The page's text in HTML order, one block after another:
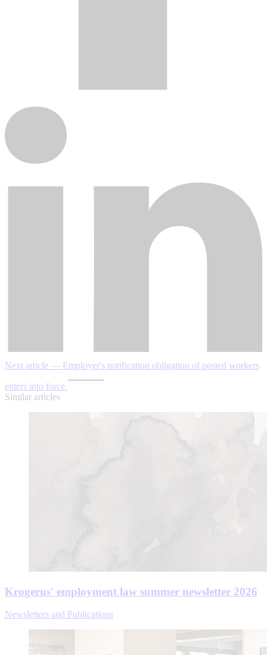
Next article — Employer's notification obligation of posted workers
enters into force
Similar articles
Krogerus' employment law summer newsletter 2026
Newsletters and Publications